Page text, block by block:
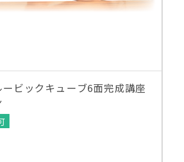
ビックキューブ6面完成講座